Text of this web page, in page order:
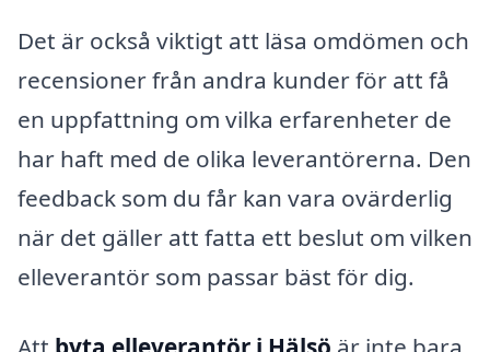
Det är också viktigt att läsa omdömen och
recensioner från andra kunder för att få
en uppfattning om vilka erfarenheter de
har haft med de olika leverantörerna. Den
feedback som du får kan vara ovärderlig
när det gäller att fatta ett beslut om vilken
elleverantör som passar bäst för dig.